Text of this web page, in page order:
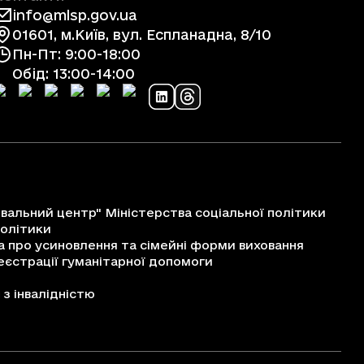
info@mlsp.gov.ua
01601, м.Київ, вул. Еспланадна, 8/10
Пн-Пт: 9:00-18:00
Обід: 13:00-14:00
центр" Міністерства соціальної політики
усиновлення та сімейні форми виховання
гуманітарної допомоги
інвалідністю